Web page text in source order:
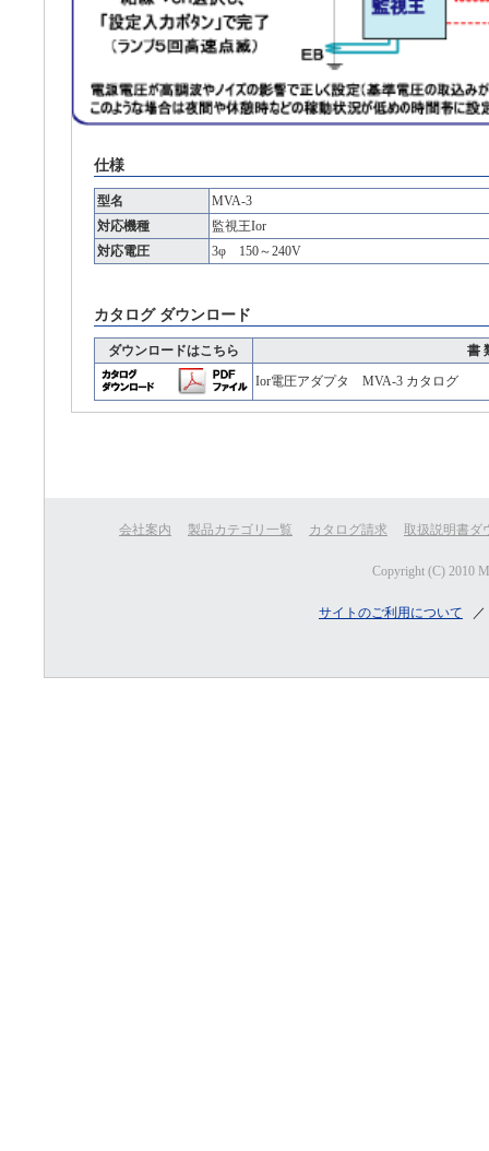
仕様
型名
MVA-3
対応機種
監視王Ior
対応電圧
3φ 150～240V
カタログ ダウンロード
ダウンロードはこちら
書
Ior電圧アダプタ MVA-3 カタログ
会社案内 製品カテゴリ一覧 カタログ請求 取扱説明書ダ
Copyright (C) 2010
サイトのご利用について